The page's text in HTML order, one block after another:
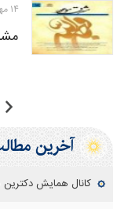
۱۴ مهر ۱۳۹۳ ۰۸:۱۷
آخرین
کانال همایش